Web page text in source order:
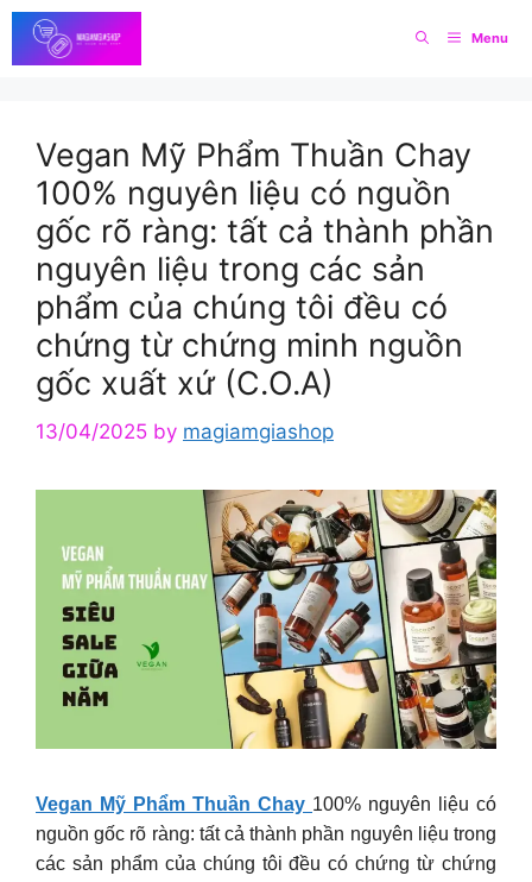
Skip
to
content
Menu
Vegan Mỹ Phẩm Thuần Chay
100% nguyên liệu có nguồn
gốc rõ ràng: tất cả thành phần
nguyên liệu trong các sản
phẩm của chúng tôi đều có
chứng từ chứng minh nguồn
gốc xuất xứ (C.O.A)
13/04/2025 by magiamgiashop
Vegan Mỹ Phẩm Thuần Chay 100% nguyên liệu có
nguồn gốc rõ ràng: tất cả thành phần nguyên liệu trong
các sản phẩm của chúng tôi đều có chứng từ chứng